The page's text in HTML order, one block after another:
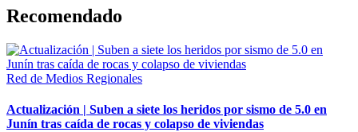
Recomendado
Red de Medios Regionales
Actualización | Suben a siete los heridos por sismo de 5.0 en
Junín tras caída de rocas y colapso de viviendas